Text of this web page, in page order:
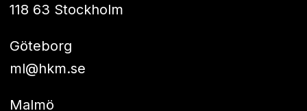
118 63 Stockholm
Göteborg
ml@hkm.se
Malmö